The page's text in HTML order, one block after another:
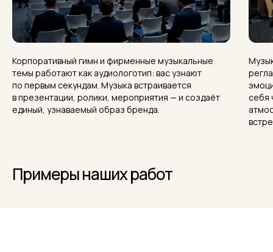
Корпоративный гимн и фирменные музыкальные
темы работают как аудиологотип: вас узнают
по первым секундам. Музыка встраивается
в презентации, ролики, мероприятия — и создаёт
единый, узнаваемый образ бренда.
себя
Примеры наших работ